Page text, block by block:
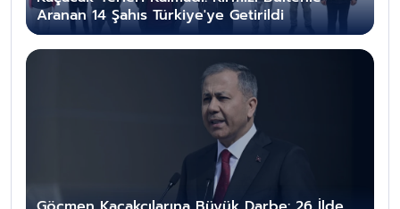
Aranan 14 Şahıs Türkiye'ye Getirildi